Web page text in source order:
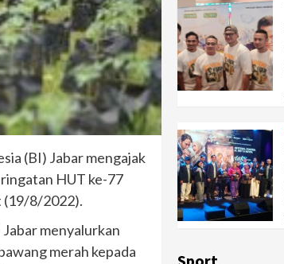
(BI) Jabar mengajak
HUT ke-77
(19/8/2022).
menyalurkan
merah kepada